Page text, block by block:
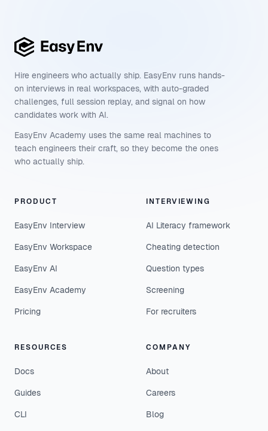
Hire engineers who actually ship. EasyEnv runs hands-
on interviews in real workspaces, with auto-graded
challenges, full session replay, and signal on how
candidates work with AI.
EasyEnv Academy uses the same real machines to
teach engineers their craft, so they become the ones
who actually ship.
PRODUCT
EasyEnv Interview
EasyEnv Workspace
EasyEnv AI
EasyEnv Academy
Pricing
INTERVIEWING
AI Literacy framework
Cheating detection
Question types
Screening
For recruiters
RESOURCES
Docs
Guides
CLI
COMPANY
About
Careers
Blog